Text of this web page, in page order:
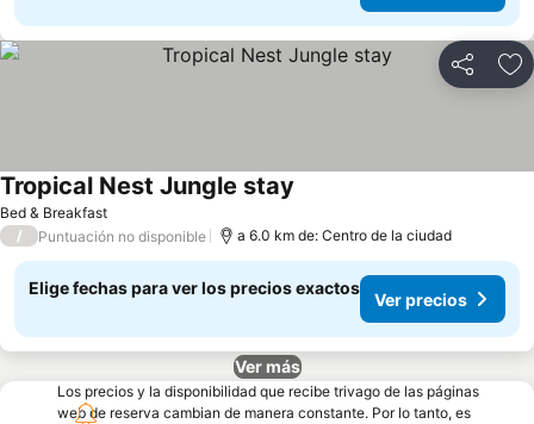
Compartir
Bed & Breakfast
Tropical Nest Jungle stay
/ Puntuación no disponible a 6.0 km de: Centro de la ciudad
Elige fechas para ver los precios exactos
Ver precios
Ver más
Los precios y la disponibilidad que recibe trivago de las páginas
web de reserva cambian de manera constante. Por lo tanto, es